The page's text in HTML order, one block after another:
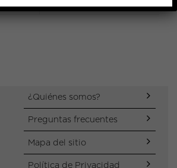
¿Quiénes somos?
Preguntas frecuentes
Mapa del sitio
Política de Privacidad